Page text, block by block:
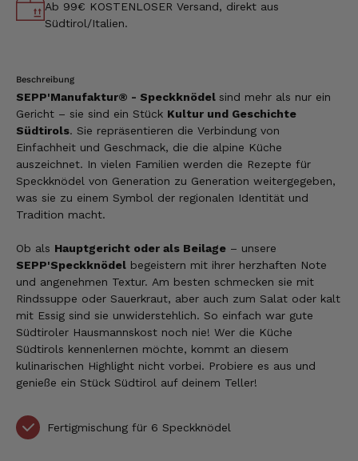
Ab 99€ KOSTENLOSER Versand, direkt aus
Südtirol/Italien.
Beschreibung
SEPP'Manufaktur® - Speckknödel sind mehr als nur ein
Gericht – sie sind ein Stück Kultur und Geschichte
Südtirols. Sie repräsentieren die Verbindung von
Einfachheit und Geschmack, die die alpine Küche
auszeichnet. In vielen Familien werden die Rezepte für
Speckknödel von Generation zu Generation weitergegeben,
was sie zu einem Symbol der regionalen Identität und
Tradition macht.
Ob als Hauptgericht oder als Beilage – unsere
SEPP'Speckknödel begeistern mit ihrer herzhaften Note
und angenehmen Textur. Am besten schmecken sie mit
Rindssuppe oder Sauerkraut, aber auch zum Salat oder kalt
mit Essig sind sie unwiderstehlich. So einfach war gute
Südtiroler Hausmannskost noch nie! Wer die Küche
Südtirols kennenlernen möchte, kommt an diesem
kulinarischen Highlight nicht vorbei. Probiere es aus und
genieße ein Stück Südtirol auf deinem Teller!
Fertigmischung für 6 Speckknödel